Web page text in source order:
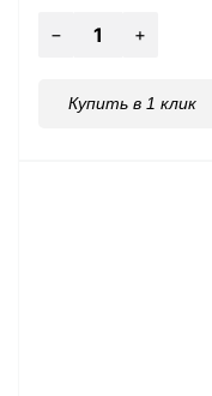
Купить в 1 клик